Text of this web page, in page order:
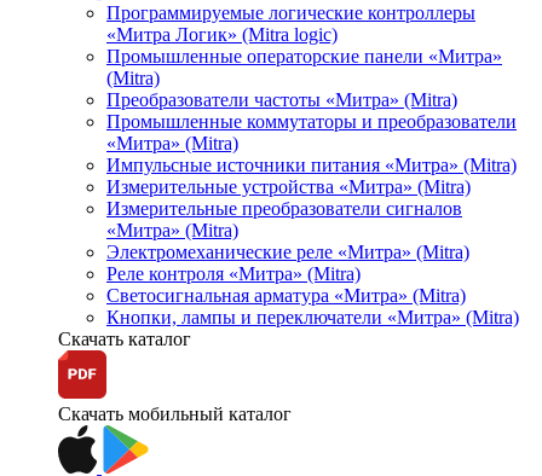
Программируемые логические контроллеры
«Митра Логик» (Mitra logic)
Промышленные операторские панели «Митра»
(Mitra)
Преобразователи частоты «Митра» (Mitra)
Промышленные коммутаторы и преобразователи
«Митра» (Mitra)
Импульсные источники питания «Митра» (Mitra)
Измерительные устройства «Митра» (Mitra)
Измерительные преобразователи сигналов
«Митра» (Mitra)
Электромеханические реле «Митра» (Mitra)
Реле контроля «Митра» (Mitra)
Светосигнальная арматура «Митра» (Mitra)
Кнопки, лампы и переключатели «Митра» (Mitra)
Скачать каталог
Скачать мобильный каталог